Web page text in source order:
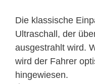
Die klassische
Ultraschall, der
ausgestrahlt wird.
wird der Fahrer
hingewiesen.